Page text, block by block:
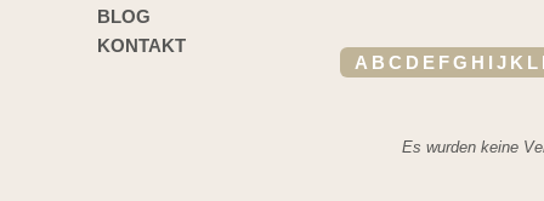
BLOG
KONTAKT
A B C D E FG H I J K L
Es wurden keine